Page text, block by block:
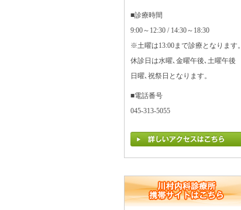
■診療時間
9:00～12:30 / 14:30～18:30
※土曜は13:00まで診療となります。
休診日は水曜､金曜午後､土曜午後
日曜､祝祭日となります。
■電話番号
045-313-5055